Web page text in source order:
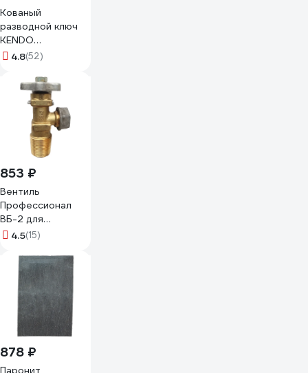
Кованый
разводной ключ
KENDO
углеродистая
15103
4.8(52)
853 ₽
Вентиль
Профессионал
ВБ-2 для
пропанового
СП21,8 левая
000102
99000102
4.5(15)
878 ₽
Паронит